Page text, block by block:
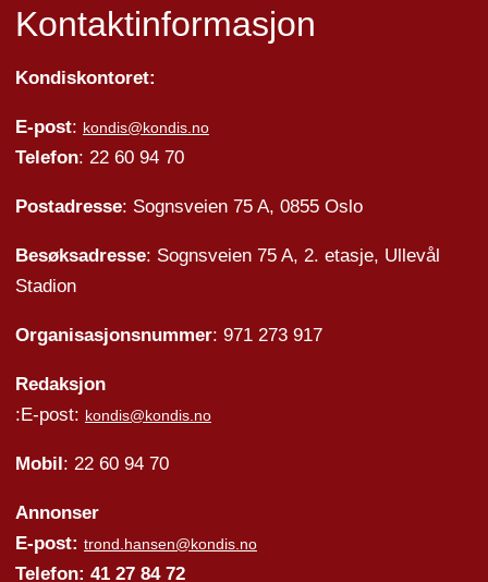
Kontaktinformasjon
Kondiskontoret:
E-post: kondis@kondis.no
Telefon: 22 60 94 70
Postadresse: Sognsveien 75 A, 0855 Oslo
Besøksadresse: Sognsveien 75 A, 2. etasje, Ullevål
Stadion
Organisasjonsnummer: 971 273 917
Redaksjon
:E-post: kondis@kondis.no
Mobil: 22 60 94 70
Annonser
E-post: trond.hansen@kondis.no
Telefon: 41 27 84 72